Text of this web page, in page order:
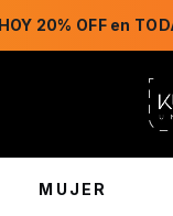
20% OFF en
MUJER